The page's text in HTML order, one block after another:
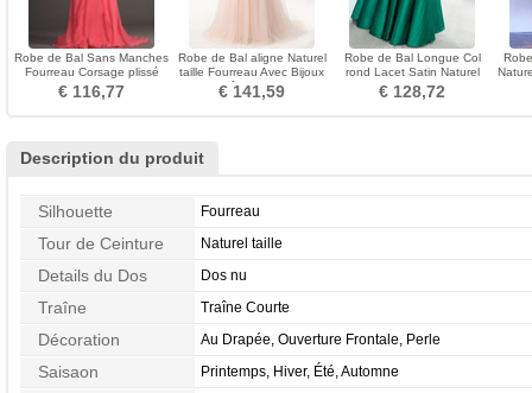
Robe de Bal Sans Manches
Fourreau Corsage plissé
Milieu dos noble
€ 116,77
Robe de Bal aligne Naturel
taille Fourreau Avec Bijoux
Traîne Courte
€ 141,59
Robe de Bal Longue Col
rond Lacet Satin Naturel
taille Manquant
€ 128,72
Description du produit
Silhouette Fourreau
Tour de Ceinture Naturel taille
Details du Dos Dos nu
Traîne Traîne Courte
Décoration Au Drapée, Ouverture Frontale, Perle
Saisaon Printemps, Hiver, Été, Automne